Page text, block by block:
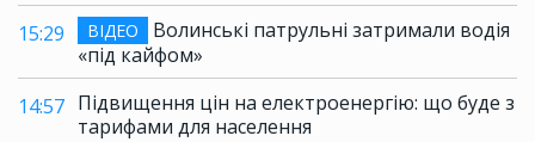
15:29
ВІДЕО
Волинські патрульні затримали водія
«під кайфом»
14:57 Підвищення цін на електроенергію: що буде з
тарифами для населення